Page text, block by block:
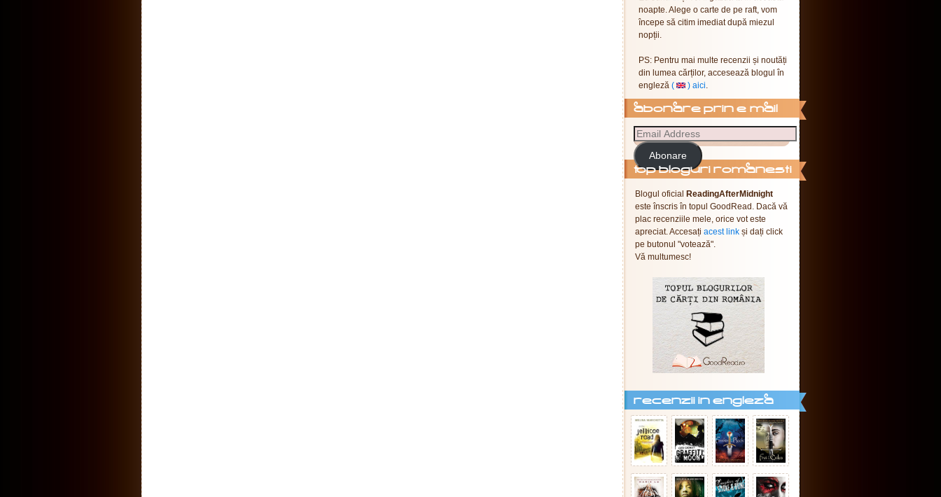
noapte. Alege o carte de pe raft, vom
începe să citim imediat după miezul
nopții.
PS: Pentru mai multe recenzii și noutăți
din lumea cărților, accesează blogul în
engleză ( ) aici.
abonare prin e-mail
Abonare
Top Bloguri Romanesti
Blogul oficial ReadingAfterMidnight
este înscris în topul GoodRead. Dacă vă
plac recenziile mele, orice vot este
apreciat. Accesați acest link și dați click
pe butonul "votează".
Vă multumesc!
recenzii in engleza